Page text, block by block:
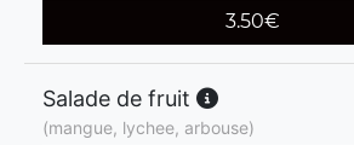
3.50€
Salade de fruit
(mangue, lychee, arbouse)